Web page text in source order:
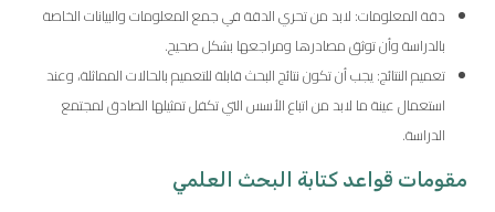
دقة المعلومات: لابد من تحري الدقة في جمع المعلومات والبيانات الخاصة
بالدراسة وأن توثق مصادرها ومراجعها بشكل صحيح.
تعميم النتائج: يجب أن تكون نتائج البحث قابلة للتعميم بالحالات المماثلة، وعند
استعمال عينة ما لابد من اتباع الأسس التي تكفل تمثيلها الصادق لمجتمع
الدراسة.
مقومات قواعد كتابة البحث العلمي